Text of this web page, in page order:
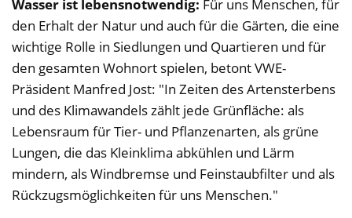
Wasser ist lebensnotwendig: Für uns Menschen, für
den Erhalt der Natur und auch für die Gärten, die eine
wichtige Rolle in Siedlungen und Quartieren und für
den gesamten Wohnort spielen, betont VWE-
Präsident Manfred Jost: "In Zeiten des Artensterbens
und des Klimawandels zählt jede Grünfläche: als
Lebensraum für Tier- und Pflanzenarten, als grüne
Lungen, die das Kleinklima abkühlen und Lärm
mindern, als Windbremse und Feinstaubfilter und als
Rückzugsmöglichkeiten für uns Menschen."